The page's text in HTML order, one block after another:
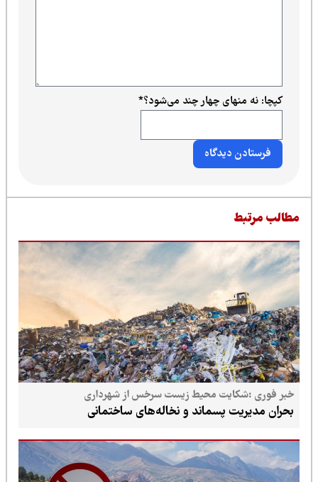
کپچا: نه منهای چهار چند می‌شود؟*
مرتبط
خبر فوری :شکایت محیط زیست سرخس از شهرداری
بحران مدیریت پسماند و نخاله‌های ساختمانی